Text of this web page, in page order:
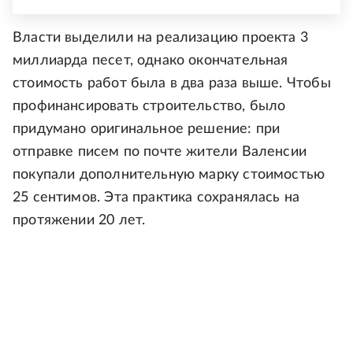
Власти выделили на реализацию проекта 3
миллиарда песет, однако окончательная
стоимость работ была в два раза выше. Чтобы
профинансировать строительство, было
придумано оригинальное решение: при
отправке писем по почте жители Валенсии
покупали дополнительную марку стоимостью
25 сентимов. Эта практика сохранялась на
протяжении 20 лет.